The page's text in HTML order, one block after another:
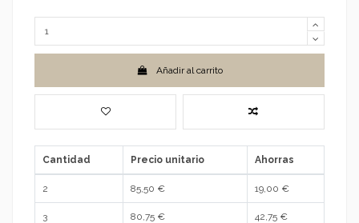
Añadir al carrito
Cantidad Precio unitario Ahorras
2 85,50 € 19,00 €
3 80,75 € 42,75 €